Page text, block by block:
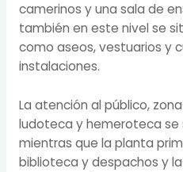
camerinos y una sala de
también en este nivel se
como aseos, vestuarios y
instalaciones.
La atención al público,
ludoteca y hemeroteca se
mientras que la planta
biblioteca y despachos y